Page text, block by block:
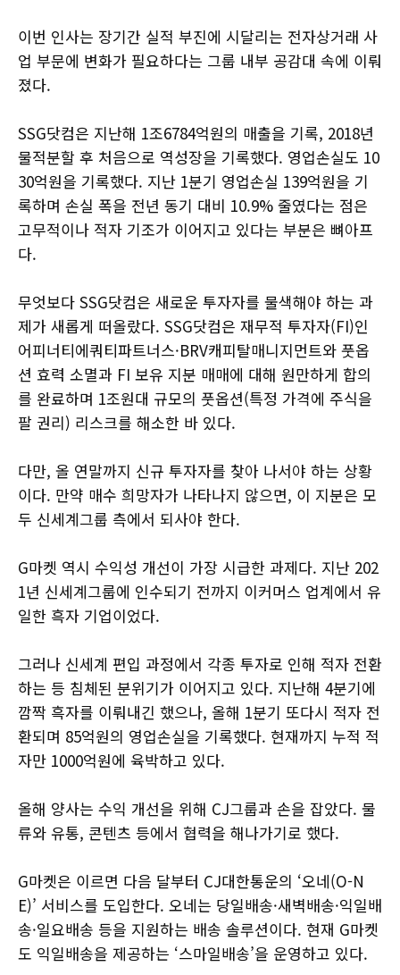
이번 인사는 장기간 실적 부진에 시달리는 전자상거래 사
업 부문에 변화가 필요하다는 그룹 내부 공감대 속에 이뤄
졌다.
SSG닷컴은 지난해 1조6784억원의 매출을 기록, 2018년
물적분할 후 처음으로 역성장을 기록했다. 영업손실도 10
30억원을 기록했다. 지난 1분기 영업손실 139억원을 기
록하며 손실 폭을 전년 동기 대비 10.9% 줄였다는 점은
고무적이나 적자 기조가 이어지고 있다는 부분은 뼈아프
다.
무엇보다 SSG닷컴은 새로운 투자자를 물색해야 하는 과
제가 새롭게 떠올랐다. SSG닷컴은 재무적 투자자(FI)인
어피너티에쿼티파트너스·BRV캐피탈매니지먼트와 풋옵
션 효력 소멸과 FI 보유 지분 매매에 대해 원만하게 합의
를 완료하며 1조원대 규모의 풋옵션(특정 가격에 주식을
팔 권리) 리스크를 해소한 바 있다.
다만, 올 연말까지 신규 투자자를 찾아 나서야 하는 상황
이다. 만약 매수 희망자가 나타나지 않으면, 이 지분은 모
두 신세계그룹 측에서 되사야 한다.
G마켓 역시 수익성 개선이 가장 시급한 과제다. 지난 202
1년 신세계그룹에 인수되기 전까지 이커머스 업계에서 유
일한 흑자 기업이었다.
그러나 신세계 편입 과정에서 각종 투자로 인해 적자 전환
하는 등 침체된 분위기가 이어지고 있다. 지난해 4분기에
깜짝 흑자를 이뤄내긴 했으나, 올해 1분기 또다시 적자 전
환되며 85억원의 영업손실을 기록했다. 현재까지 누적 적
자만 1000억원에 육박하고 있다.
올해 양사는 수익 개선을 위해 CJ그룹과 손을 잡았다. 물
류와 유통, 콘텐츠 등에서 협력을 해나가기로 했다.
G마켓은 이르면 다음 달부터 CJ대한통운의 ‘오네(O-N
E)’ 서비스를 도입한다. 오네는 당일배송·새벽배송·익일배
송·일요배송 등을 지원하는 배송 솔루션이다. 현재 G마켓
도 익일배송을 제공하는 ‘스마일배송’을 운영하고 있다.